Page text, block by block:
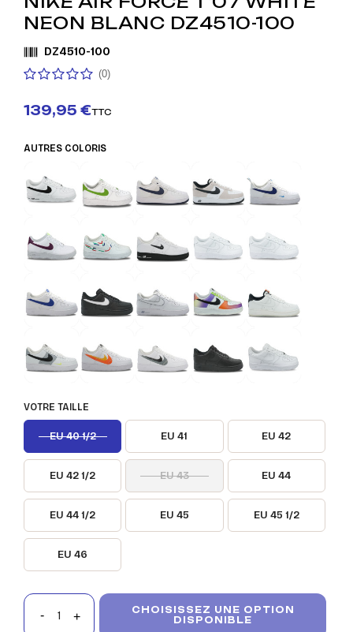
NEON BLANC DZ4510-100
DZ4510-100
(0)
139,95 €TTC
AUTRES COLORIS
VOTRE TAILLE
EU 40 1/2 EU 41 EU 42
EU 42 1/2 EU 43 EU 44
EU 44 1/2 EU 45 EU 45 1/2
EU 46
CHOISISSEZ UNE OPTION
DISPONIBLE